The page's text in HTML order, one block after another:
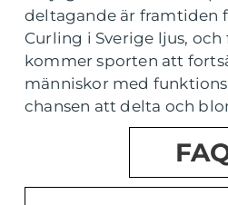
deltagande är framtiden
Curling i Sverige ljus,
kommer sporten att
människor med
chansen att delta och